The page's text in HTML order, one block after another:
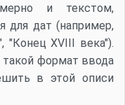
и текстом,
для дат (например,
"Конец XVIII века").
формат ввода
в этой описи